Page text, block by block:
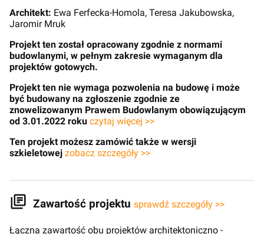
Architekt: Ewa Ferfecka-Homola, Teresa Jakubowska,
Jaromir Mruk
Projekt ten został opracowany zgodnie z normami
budowlanymi, w pełnym zakresie wymaganym dla
projektów gotowych.
Projekt ten nie wymaga pozwolenia na budowę i może
być budowany na zgłoszenie zgodnie ze
znowelizowanym Prawem Budowlanym obowiązującym
od 3.01.2022 roku czytaj więcej >>
Ten projekt możesz zamówić także w wersji
szkieletowej zobacz szczegóły >>
Zawartość projektu sprawdź szczegóły >>
Łączna zawartość obu projektów architektoniczno -